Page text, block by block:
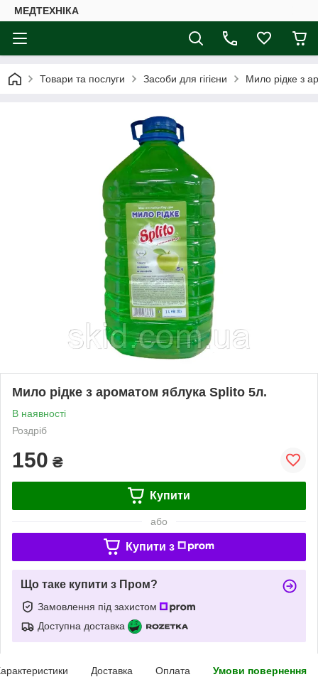
МЕДТЕХНІКА
Товари та послуги Засоби для гігієни Мило рідке з
Мило рідке з ароматом яблука Splito 5л.
В наявності
Роздріб
150 ₴
Купити
або
Купити з
Що таке купити з Пром?
Замовлення під захистом
Доступна доставка
Доставка Оплата Умови повернення